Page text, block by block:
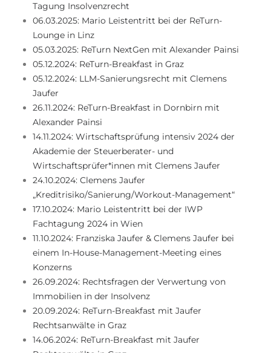
Tagung Insolvenzrecht
06.03.2025: Mario Leistentritt bei der ReTurn-
Lounge in Linz
05.03.2025: ReTurn NextGen mit Alexander Painsi
05.12.2024: ReTurn-Breakfast in Graz
05.12.2024: LLM-Sanierungsrecht mit Clemens
Jaufer
26.11.2024: ReTurn-Breakfast in Dornbirn mit
Alexander Painsi
14.11.2024: Wirtschaftsprüfung intensiv 2024 der
Akademie der Steuerberater- und
Wirtschaftsprüfer*innen mit Clemens Jaufer
24.10.2024: Clemens Jaufer
„Kreditrisiko/Sanierung/Workout-Management“
17.10.2024: Mario Leistentritt bei der IWP
Fachtagung 2024 in Wien
11.10.2024: Franziska Jaufer & Clemens Jaufer bei
einem In-House-Management-Meeting eines
Konzerns
26.09.2024: Rechtsfragen der Verwertung von
Immobilien in der Insolvenz
20.09.2024: ReTurn-Breakfast mit Jaufer
Rechtsanwälte in Graz
14.06.2024: ReTurn-Breakfast mit Jaufer